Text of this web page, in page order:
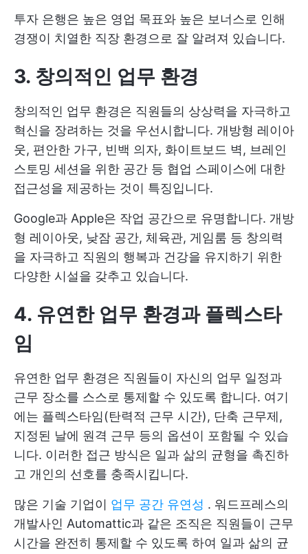
투자 은행은 높은 영업 목표와 높은 보너스로 인해
경쟁이 치열한 직장 환경으로 잘 알려져 있습니다.
3. 창의적인 업무 환경
창의적인 업무 환경은 직원들의 상상력을 자극하고
혁신을 장려하는 것을 우선시합니다. 개방형 레이아
웃, 편안한 가구, 빈백 의자, 화이트보드 벽, 브레인
스토밍 세션을 위한 공간 등 협업 스페이스에 대한
접근성을 제공하는 것이 특징입니다.
Google과 Apple은 작업 공간으로 유명합니다. 개방
형 레이아웃, 낮잠 공간, 체육관, 게임룸 등 창의력
을 자극하고 직원의 행복과 건강을 유지하기 위한
다양한 시설을 갖추고 있습니다.
4. 유연한 업무 환경과 플렉스타
임
유연한 업무 환경은 직원들이 자신의 업무 일정과
근무 장소를 스스로 통제할 수 있도록 합니다. 여기
에는 플렉스타임(탄력적 근무 시간), 단축 근무제,
지정된 날에 원격 근무 등의 옵션이 포함될 수 있습
니다. 이러한 접근 방식은 일과 삶의 균형을 촉진하
고 개인의 선호를 충족시킵니다.
많은 기술 기업이 업무 공간 유연성 . 워드프레스의
개발사인 Automattic과 같은 조직은 직원들이 근무
시간을 완전히 통제할 수 있도록 하여 일과 삶의 균